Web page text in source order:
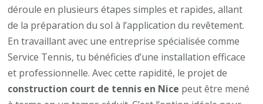
déroule en plusieurs étapes simples et rapides, allant
de la préparation du sol à l’application du revêtement.
En travaillant avec une entreprise spécialisée comme
Service Tennis, tu bénéficies d’une installation efficace
et professionnelle. Avec cette rapidité, le projet de
construction court de tennis en Nice peut être mené